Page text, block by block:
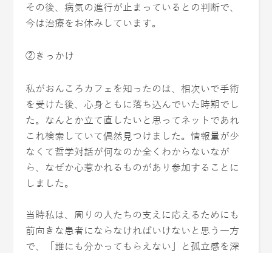
その後、病気の進行が止まっているとの判断で、
今は治療をお休みしています。
②きっかけ
私がおんころカフェを知ったのは、相次いで手術
を受けた後、心身ともに落ち込んでいた時期でし
た。なんとか立て直したいと思ってネットであれ
これ検索していて偶然見つけました。情報量が少
なくて哲学対話が何なのか全くわからないなが
ら、なぜか心惹かれるものがあり参加することに
しました。
当時私は、周りの人たちの支えに応えるためにも
前向きな患者にならなければいけないと思う一方
で、「誰にも分かってもらえない」と孤立感を深